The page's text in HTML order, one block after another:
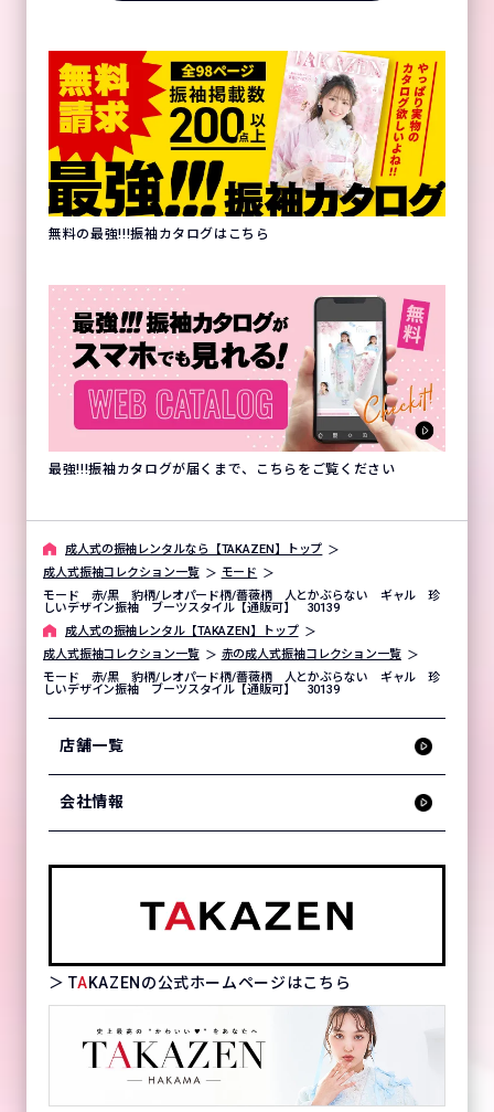
無料の最強!!!振袖カタログはこちら
最強!!!振袖カタログが届くまで、こちらをご覧ください
成⼈式の振袖レンタルなら【TAKAZEN】トップ
成人式振袖コレクション一覧
モード
モード 赤/黒 豹柄/レオパード柄/薔薇柄 人とかぶらない ギャル 珍
しいデザイン振袖 ブーツスタイル【通販可】 30139
成⼈式の振袖レンタル【TAKAZEN】トップ
成人式振袖コレクション一覧
赤の成人式振袖コレクション一覧
モード 赤/黒 豹柄/レオパード柄/薔薇柄 人とかぶらない ギャル 珍
しいデザイン振袖 ブーツスタイル【通販可】 30139
店舗一覧
会社情報
＞ TAKAZENの公式ホームページはこちら